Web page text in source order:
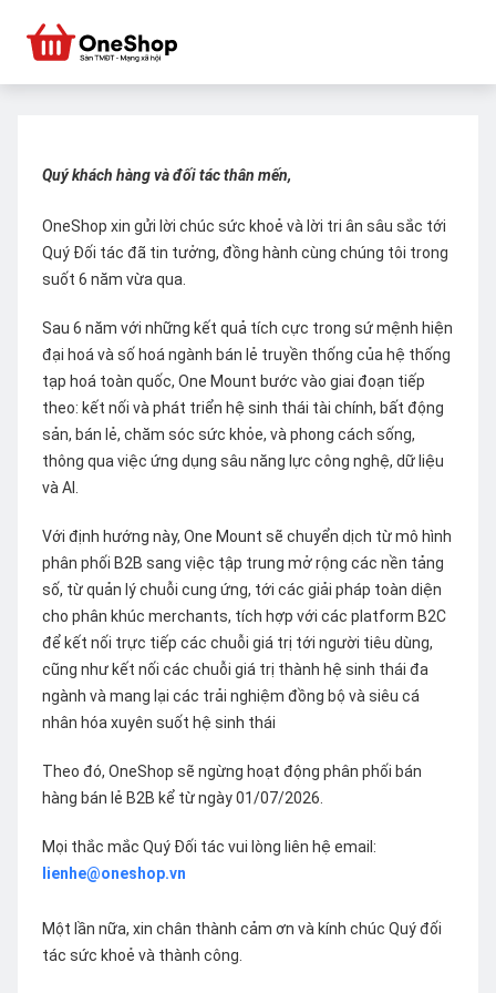
Quý khách hàng và đối tác thân mến,
OneShop xin gửi lời chúc sức khoẻ và lời tri ân sâu sắc tới
Quý Đối tác đã tin tưởng, đồng hành cùng chúng tôi trong
suốt 6 năm vừa qua.
Sau 6 năm với những kết quả tích cực trong sứ mệnh hiện
đại hoá và số hoá ngành bán lẻ truyền thống của hệ thống
tạp hoá toàn quốc, One Mount bước vào giai đoạn tiếp
theo: kết nối và phát triển hệ sinh thái tài chính, bất động
sản, bán lẻ, chăm sóc sức khỏe, và phong cách sống,
thông qua việc ứng dụng sâu năng lực công nghệ, dữ liệu
và AI.
Với định hướng này, One Mount sẽ chuyển dịch từ mô hình
phân phối B2B sang việc tập trung mở rộng các nền tảng
số, từ quản lý chuỗi cung ứng, tới các giải pháp toàn diện
cho phân khúc merchants, tích hợp với các platform B2C
để kết nối trực tiếp các chuỗi giá trị tới người tiêu dùng,
cũng như kết nối các chuỗi giá trị thành hệ sinh thái đa
ngành và mang lại các trải nghiệm đồng bộ và siêu cá
nhân hóa xuyên suốt hệ sinh thái
Theo đó, OneShop sẽ ngừng hoạt động phân phối bán
hàng bán lẻ B2B kể từ ngày 01/07/2026.
Mọi thắc mắc Quý Đối tác vui lòng liên hệ email:
lienhe@oneshop.vn
Một lần nữa, xin chân thành cảm ơn và kính chúc Quý đối
tác sức khoẻ và thành công.